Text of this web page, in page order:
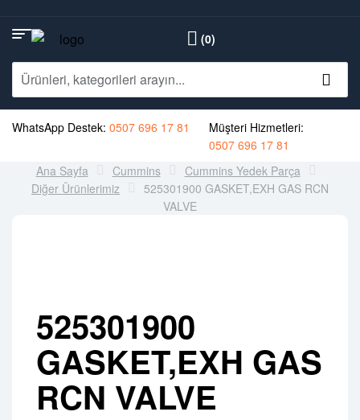
(0)
WhatsApp Destek: 0507 696 17 81
Müşteri Hizmetleri:
0507 696 17 81
Ana Sayfa
Cummins
Cummins Yedek Parça
Diğer Ürünlerimiz
525301900 GASKET,EXH GAS RCN
VALVE
525301900
GASKET,EXH GAS
RCN VALVE